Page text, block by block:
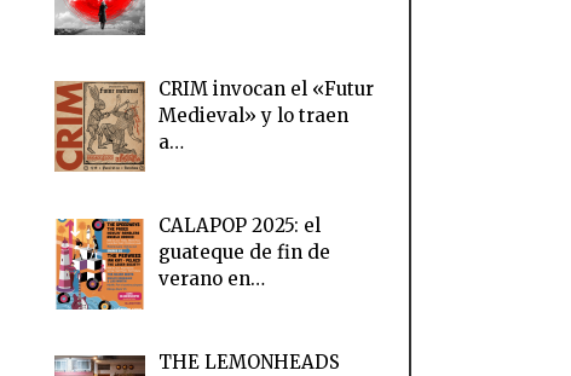
CRIM invocan el «Futur
Medieval» y lo traen
a…
CALAPOP 2025: el
guateque de fin de
verano en…
THE LEMONHEADS